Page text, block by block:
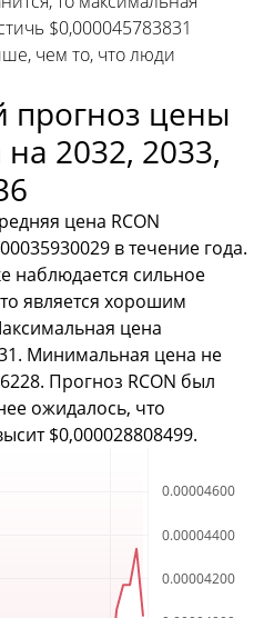
$0,000045783831
чем то, что люди
прогноз цены
на 2032, 2033,
цена RCON
в течение года.
наблюдается сильное
является хорошим
цена
Минимальная цена не
Прогноз RCON был
ожидалось, что
$0,000028808499.